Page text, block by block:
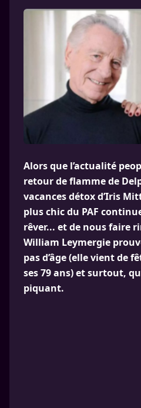
Alors que l’actualité
retour de flamme de
vacances détox d’Iris
plus chic du PAF
rêver... et de nous faire
William Leymergie
pas d’âge (elle vient de
ses 79 ans) et surtout,
piquant.